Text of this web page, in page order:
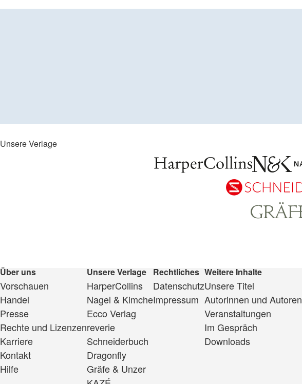
Unsere Verlage
Über uns
Vorschauen
Handel
Presse
Rechte und Lizenzen
Karriere
Kontakt
Hilfe
Unsere Verlage
HarperCollins
Nagel & Kimche
Ecco Verlag
reverie
Schneiderbuch
Dragonfly
Gräfe & Unzer
Rechtliches
Datenschutz
Impressum
Weitere Inhalte
Unsere Titel
Autorinnen und Autoren
Veranstaltungen
Im Gespräch
Downloads